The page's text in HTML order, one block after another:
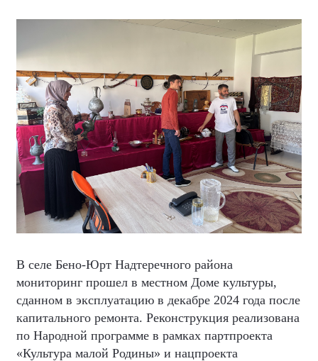
В селе Бено-Юрт Надтеречного района
мониторинг прошел в местном Доме культуры,
сданном в эксплуатацию в декабре 2024 года после
капитального ремонта. Реконструкция реализована
по Народной программе в рамках партпроекта
«Культура малой Родины» и нацпроекта